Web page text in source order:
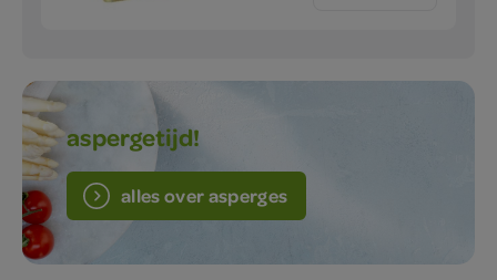
aspergetijd!
alles over asperges